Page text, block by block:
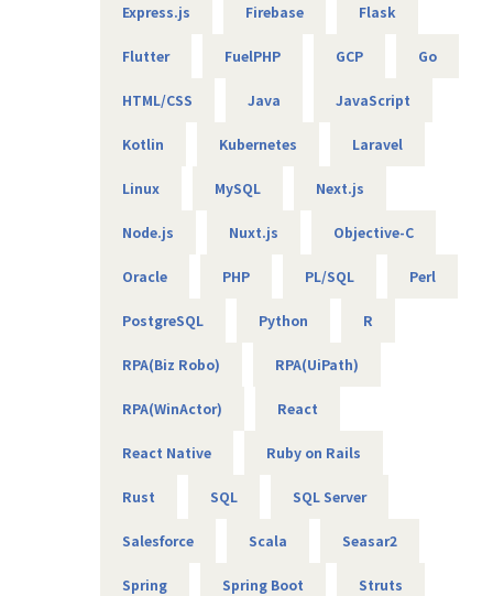
・RAG機能を搭載した、(閉域接続可能な)生成AIの開発
・鉄道会社向け、AIを活用した需要予測とシステム開発
・WEB広告最適化に向けたデータ分析、PoC開発 など
当社は社長を含め、社員構成の9割以上がエンジニアです。
りたい」という想いを込めて創業したため、
働き方を考慮して下記環境を用意しています。
・9割以上がリモート（年に数回程度の出社メンバーも）
・有給消化日数は18.5日（夏季休暇含む）
【業務の変更の範囲】
Express.js Firebase Flask
Flutter FuelPHP GCP Go
HTML/CSS Java JavaScript
Kotlin Kubernetes Laravel
Linux MySQL Next.js
Node.js Nuxt.js Objective-C
Oracle PHP PL/SQL Perl
PostgreSQL Python R
RPA(Biz Robo) RPA(UiPath)
RPA(WinActor) React
React Native Ruby on Rails
Rust SQL SQL Server
Salesforce Scala Seasar2
Spring Spring Boot Struts